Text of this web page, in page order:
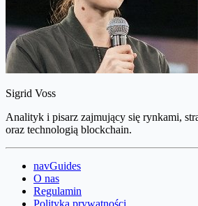
Sigrid Voss
Analityk i pisarz zajmujący się rynkami,
oraz technologią blockchain.
navGuides
O nas
Regulamin
Polityka prywatności